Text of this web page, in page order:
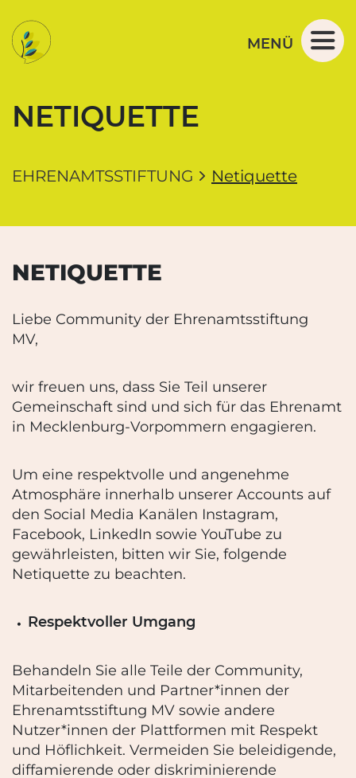
MENÜ
NETIQUETTE
EHRENAMTSSTIFTUNG Netiquette
NETIQUETTE
Liebe Community der Ehrenamtsstiftung
MV,
wir freuen uns, dass Sie Teil unserer
Gemeinschaft sind und sich für das Ehrenamt
in Mecklenburg-Vorpommern engagieren.
Um eine respektvolle und angenehme
Atmosphäre innerhalb unserer Accounts auf
den Social Media Kanälen Instagram,
Facebook, LinkedIn sowie YouTube zu
gewährleisten, bitten wir Sie, folgende
Netiquette zu beachten.
Respektvoller Umgang
Behandeln Sie alle Teile der Community,
Mitarbeitenden und Partner*innen der
Ehrenamtsstiftung MV sowie andere
Nutzer*innen der Plattformen mit Respekt
und Höflichkeit. Vermeiden Sie beleidigende,
diffamierende oder diskriminierende